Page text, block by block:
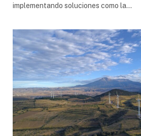
implementando soluciones como la…